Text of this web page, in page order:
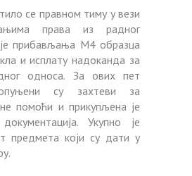
се правном тиму у вези
права из радног
прибављања М4 образца
и исплату надоканда за
односа. За ових пет
су захтеви за
помоћи и прикупљена је
документација. Укупно је
предмета који су дати у